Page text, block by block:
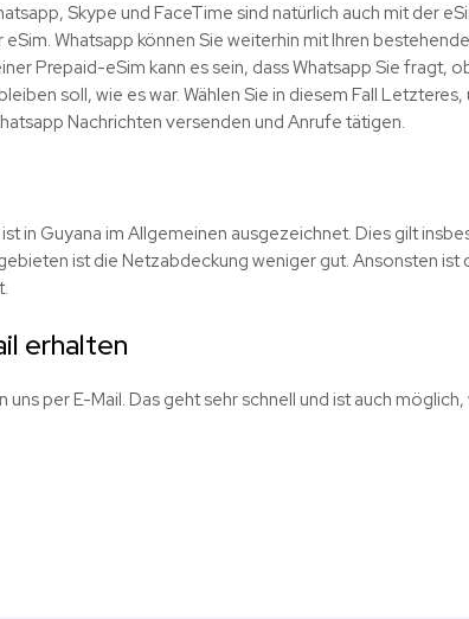
Skype und FaceTime sind natürlich auch mit der
Whatsapp können Sie weiterhin mit Ihren
Prepaid-eSim kann es sein, dass Whatsapp Sie fragt,
soll, wie es war. Wählen Sie in diesem Fall Letzteres,
Nachrichten versenden und Anrufe tätigen.
in Guyana im Allgemeinen ausgezeichnet. Dies gilt
ist die Netzabdeckung weniger gut. Ansonsten ist
erhalten
uns per E-Mail. Das geht sehr schnell und ist auch